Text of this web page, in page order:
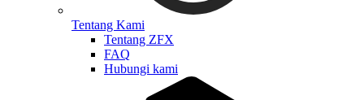
Tentang Kami
Tentang ZFX
FAQ
Hubungi kami